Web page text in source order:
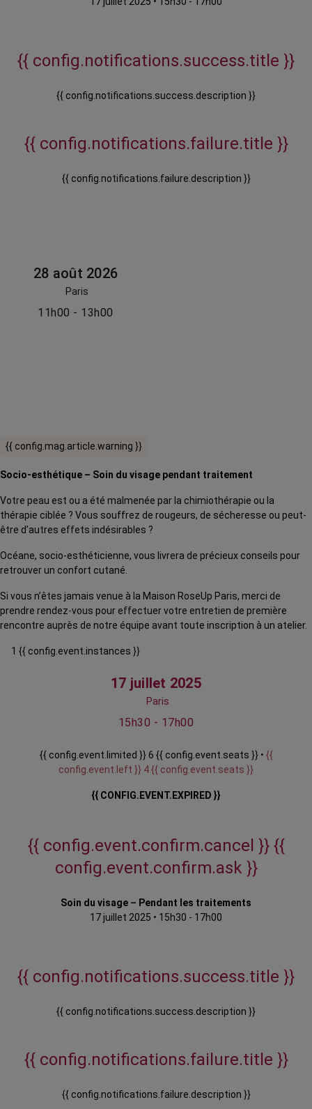
{{ config.notifications.success.title }}
{{ config.notifications.success.description }}
{{ config.notifications.failure.title }}
{{ config.notifications.failure.description }}
28 août 2026
Paris
11h00 - 13h00
{{ config.mag.article.warning }}
Socio-esthétique – Soin du visage pendant traitement
Votre peau est ou a été malmenée par la chimiothérapie ou la
thérapie ciblée ? Vous souffrez de rougeurs, de sécheresse ou peut-
être d’autres effets indésirables ?
Océane, socio-esthéticienne, vous livrera de précieux conseils pour
retrouver un confort cutané.
Si vous n’êtes jamais venue à la Maison RoseUp Paris, merci de
prendre rendez-vous pour effectuer votre entretien de première
rencontre auprès de notre équipe avant toute inscription à un atelier.
1 {{ config.event.instances }}
17 juillet 2025
Paris
15h30 - 17h00
{{ config.event.limited }} 6 {{ config.event.seats }} • {{
config.event.left }} 4 {{ config.event.seats }}
{{ CONFIG.EVENT.EXPIRED }}
{{ config.event.confirm.cancel }} {{
config.event.confirm.ask }}
Soin du visage – Pendant les traitements
17 juillet 2025 • 15h30 - 17h00
{{ config.notifications.success.title }}
{{ config.notifications.success.description }}
{{ config.notifications.failure.title }}
{{ config.notifications.failure.description }}